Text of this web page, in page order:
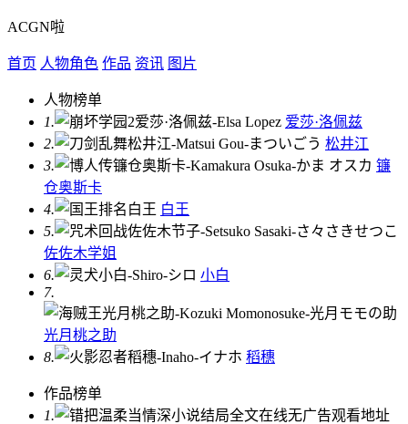
ACGN啦
首页 人物角色 作品 资讯 图片
人物榜单
1.
爱莎·洛佩兹
2.
松井江
3.
镰
仓奥斯卡
4.
白王
5.
佐佐木学姐
6.
小白
7.
光月桃之助
8.
稻穗
作品榜单
1.